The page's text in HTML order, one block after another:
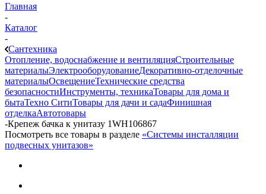
Главная
-
Каталог
-
Сантехника
Отопление, водоснабжение и вентиляцияСтроительные
материалыЭлектрооборудованиеДекоративно-отделочные
материалыОсвещениеТехнические средства
безопасностиИнструменты, техникаТовары для дома и
бытаТехно СитиТовары для дачи и садаФинишная
отделкаАвтотовары
-Крепеж бачка к унитазу 1WH106867
Посмотреть все товары в разделе «Системы инсталляции
подвесных унитазов»